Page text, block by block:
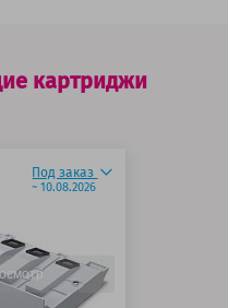
картриджи
Под заказ
~ 10.08.2026